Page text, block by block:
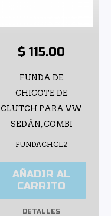
$ 115.00
FUNDA DE
CHICOTE DE
CLUTCH PARA VW
SEDÁN, COMBI
FUNDACHCL2
AÑADIR AL
CARRITO
DETALLES